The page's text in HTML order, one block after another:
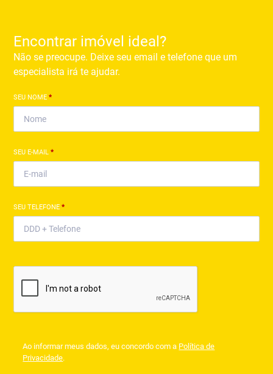
Encontrar imóvel ideal?
Não se preocupe. Deixe seu email e telefone que um
especialista irá te ajudar.
SEU NOME*
SEU E-MAIL*
SEU TELEFONE*
Ao informar meus dados, eu concordo com a Política de
Privacidade.